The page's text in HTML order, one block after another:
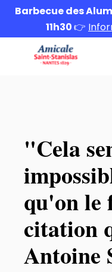
Barbecue des
11h30👉
"Cela
qu'on le
citation
Antoine